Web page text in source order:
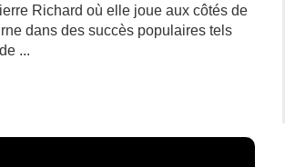
Richard où elle joue aux côtés de
dans des succès populaires tels
...